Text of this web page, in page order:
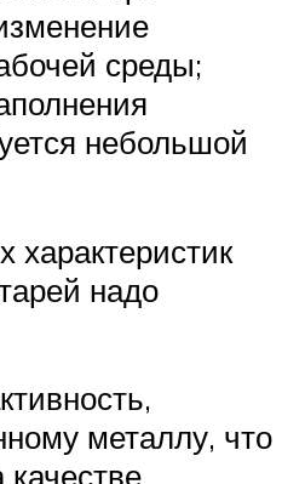
среды;
небольшой
характеристик
надо
металлу, что
качестве